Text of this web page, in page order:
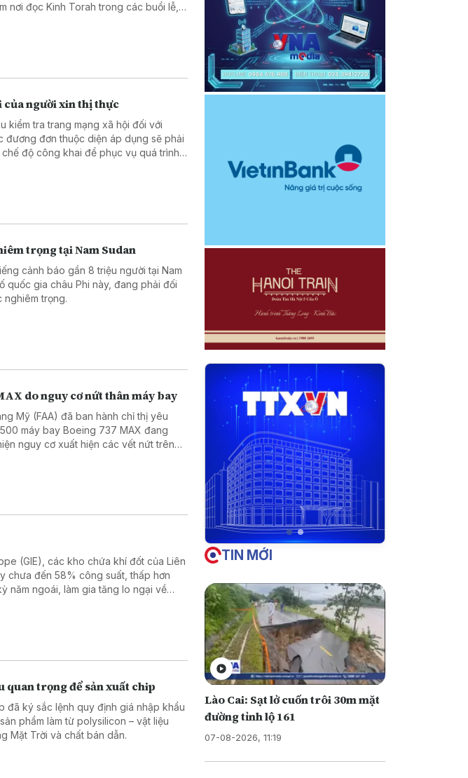
nơi đọc Kinh Torah trong các buổi lễ,
của người xin thị thực
kiểm tra trang mạng xã hội đối với
đương đơn thuộc diện áp dụng sẽ phải
độ công khai để phục vụ quá trình
trọng tại Nam Sudan
cảnh báo gần 8 triệu người tại Nam
quốc gia châu Phi này, đang phải đối
nghiêm trọng.
do nguy cơ nứt thân máy bay
Mỹ (FAA) đã ban hành chỉ thị yêu
máy bay Boeing 737 MAX đang
nguy cơ xuất hiện các vết nứt trên
(GIE), các kho chứa khí đốt của Liên
chưa đến 58% công suất, thấp hơn
năm ngoái, làm gia tăng lo ngại về
quan trọng để sản xuất chip
đã ký sắc lệnh quy định giá nhập khẩu
phẩm làm từ polysilicon – vật liệu
Mặt Trời và chất bán dẫn.
TIN MỚI
Lào Cai: Sạt lở cuốn trôi 30m mặt
đường tỉnh lộ 161
07-08-2026, 11:19